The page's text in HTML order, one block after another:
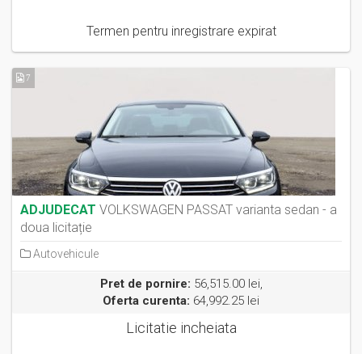
Termen pentru inregistrare expirat
7
ADJUDECAT VOLKSWAGEN PASSAT varianta sedan - a
doua licitație
Autovehicule
Pret de pornire: 56,515.00 lei,
Oferta curenta: 64,992.25 lei
Licitatie incheiata